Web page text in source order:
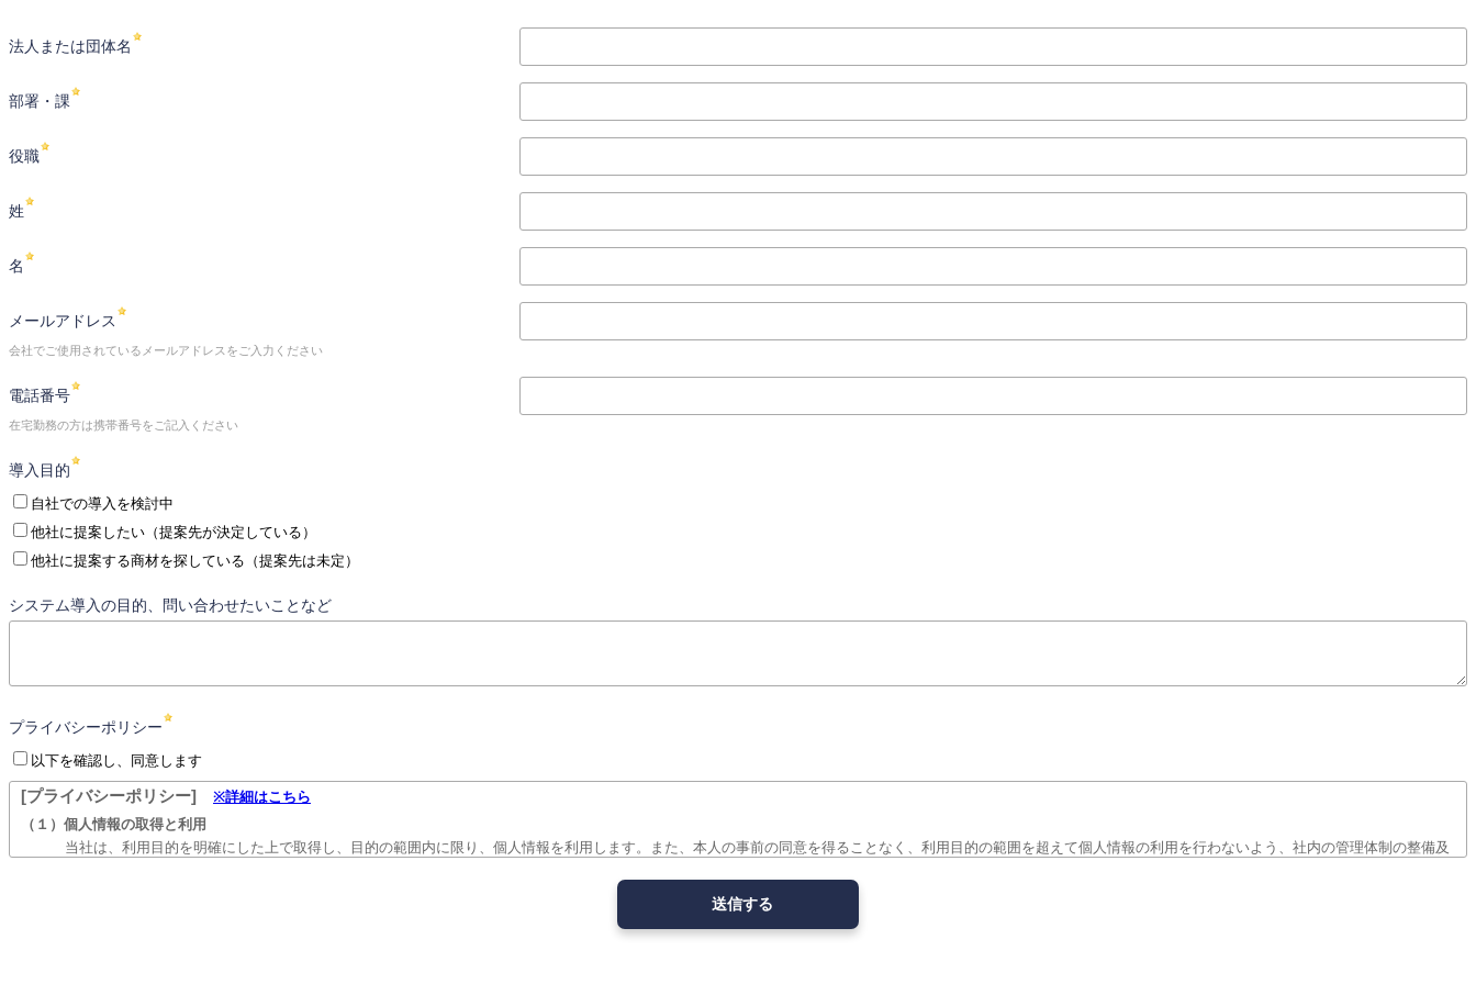
法人または団体名
部署・課
役職
姓
名
メールアドレス
会社でご使用されているメールアドレスをご入力ください
電話番号
在宅勤務の方は携帯番号をご記入ください
導入目的
自社での導入を検討中
他社に提案したい（提案先が決定している）
他社に提案する商材を探している（提案先は未定）
システム導入の目的、問い合わせたいことなど
プライバシーポリシー
以下を確認し、同意します
[プライバシーポリシー] ※詳細はこちら
（１）個人情報の取得と利用
当社は、利用目的を明確にした上で取得し、目的の範囲内に限り、個人情報を利用します。また、本人の事前の同意を得ることなく、利用目的の範囲を超えて個人情報の利用を行わないよう、社内の管理体制の整備及
当社は、個人情報の漏えい、滅失又はき損を防ぐため、安全管理措置を規定し実施します。万が一、漏えい等が発生し、個人の権利利益を害するおそれが大きい場合、速やかに本人及び個人情報保護委員会への通知を